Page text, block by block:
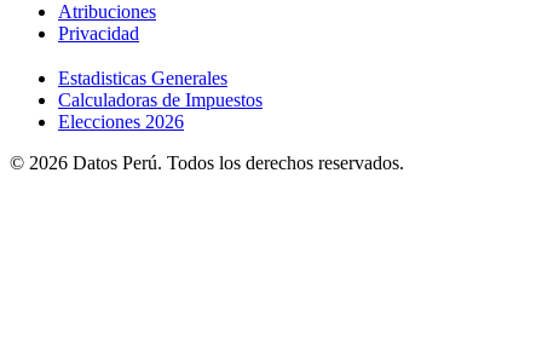
Atribuciones
Privacidad
Estadisticas Generales
Calculadoras de Impuestos
Elecciones 2026
© 2026 Datos Perú. Todos los derechos reservados.